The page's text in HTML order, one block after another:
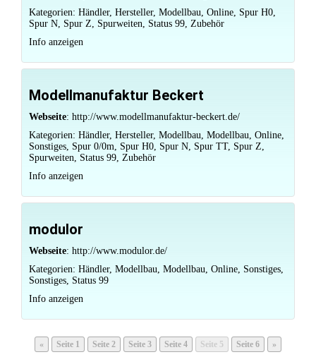
Kategorien: Händler, Hersteller, Modellbau, Online, Spur H0,
Spur N, Spur Z, Spurweiten, Status 99, Zubehör
Info anzeigen
Modellmanufaktur Beckert
Webseite: http://www.modellmanufaktur-beckert.de/
Kategorien: Händler, Hersteller, Modellbau, Modellbau, Online,
Sonstiges, Spur 0/0m, Spur H0, Spur N, Spur TT, Spur Z,
Spurweiten, Status 99, Zubehör
Info anzeigen
modulor
Webseite: http://www.modulor.de/
Kategorien: Händler, Modellbau, Modellbau, Online, Sonstiges,
Sonstiges, Status 99
Info anzeigen
« Seite 1 Seite 2 Seite 3 Seite 4 Seite 5 Seite 6 »